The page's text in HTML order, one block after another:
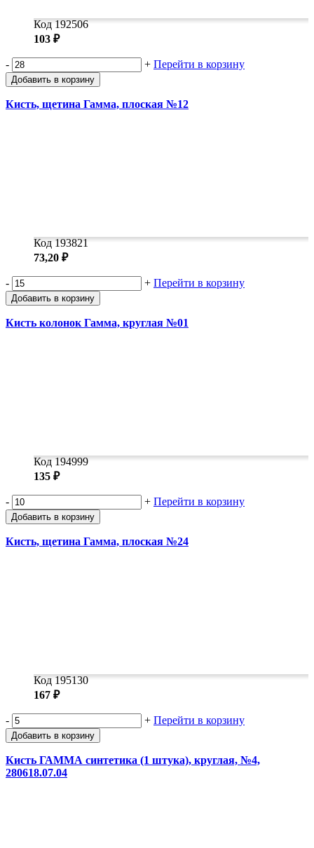
Код 192506
103 ₽
- + Перейти в корзину
Добавить в корзину
Кисть, щетина Гамма, плоская №12
Код 193821
73,20 ₽
- + Перейти в корзину
Добавить в корзину
Кисть колонок Гамма, круглая №01
Код 194999
135 ₽
- + Перейти в корзину
Добавить в корзину
Кисть, щетина Гамма, плоская №24
Код 195130
167 ₽
- + Перейти в корзину
Добавить в корзину
Кисть ГАММА синтетика (1 штука), круглая, №4,
280618.07.04